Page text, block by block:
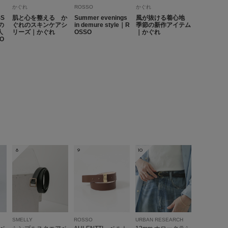
かぐれ
肌と心を整える か
ぐれのスキンケアシ
リーズ｜かぐれ
ROSSO
Summer evenings
in demure style｜R
OSSO
かぐれ
風が抜ける着心地
季節の新作アイテム
｜かぐれ
8
SMELLY
9
ROSSO
10
URBAN RESEARCH